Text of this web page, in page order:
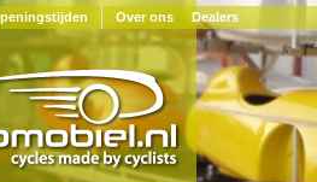
Over ons Dealers